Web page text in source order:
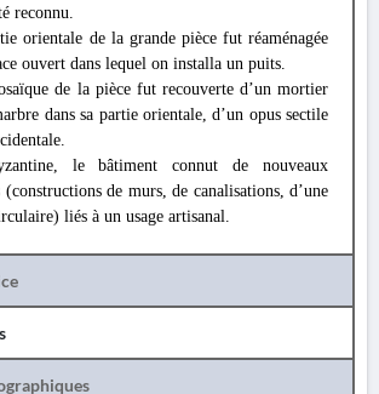
reconnu.
orientale de la grande pièce fut réaménagée
ouvert dans lequel on installa un puits.
de la pièce fut recouverte d’un mortier
dans sa partie orientale, d’un opus sectile
le bâtiment connut de nouveaux
(constructions de murs, de canalisations, d’une
liés à un usage artisanal.